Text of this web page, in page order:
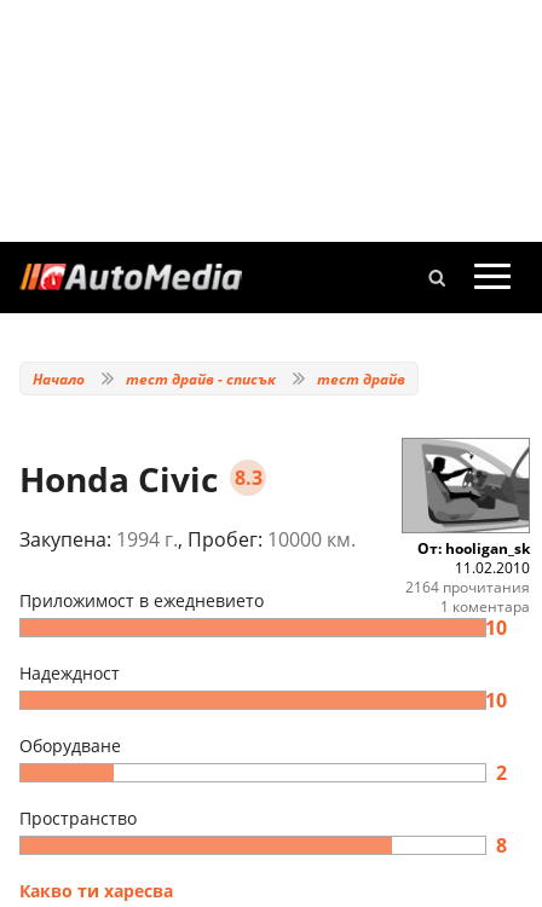
Начало тест драйв - списък тест драйв
Honda Civic 8.3
Закупена: 1994 г., Пробег: 10000 км.
Приложимост в ежедневието
10
Надеждност
10
Оборудване
2
Пространство
8
Какво ти харесва
От: hooligan_sk
11.02.2010
2164 прочитания
1 коментара